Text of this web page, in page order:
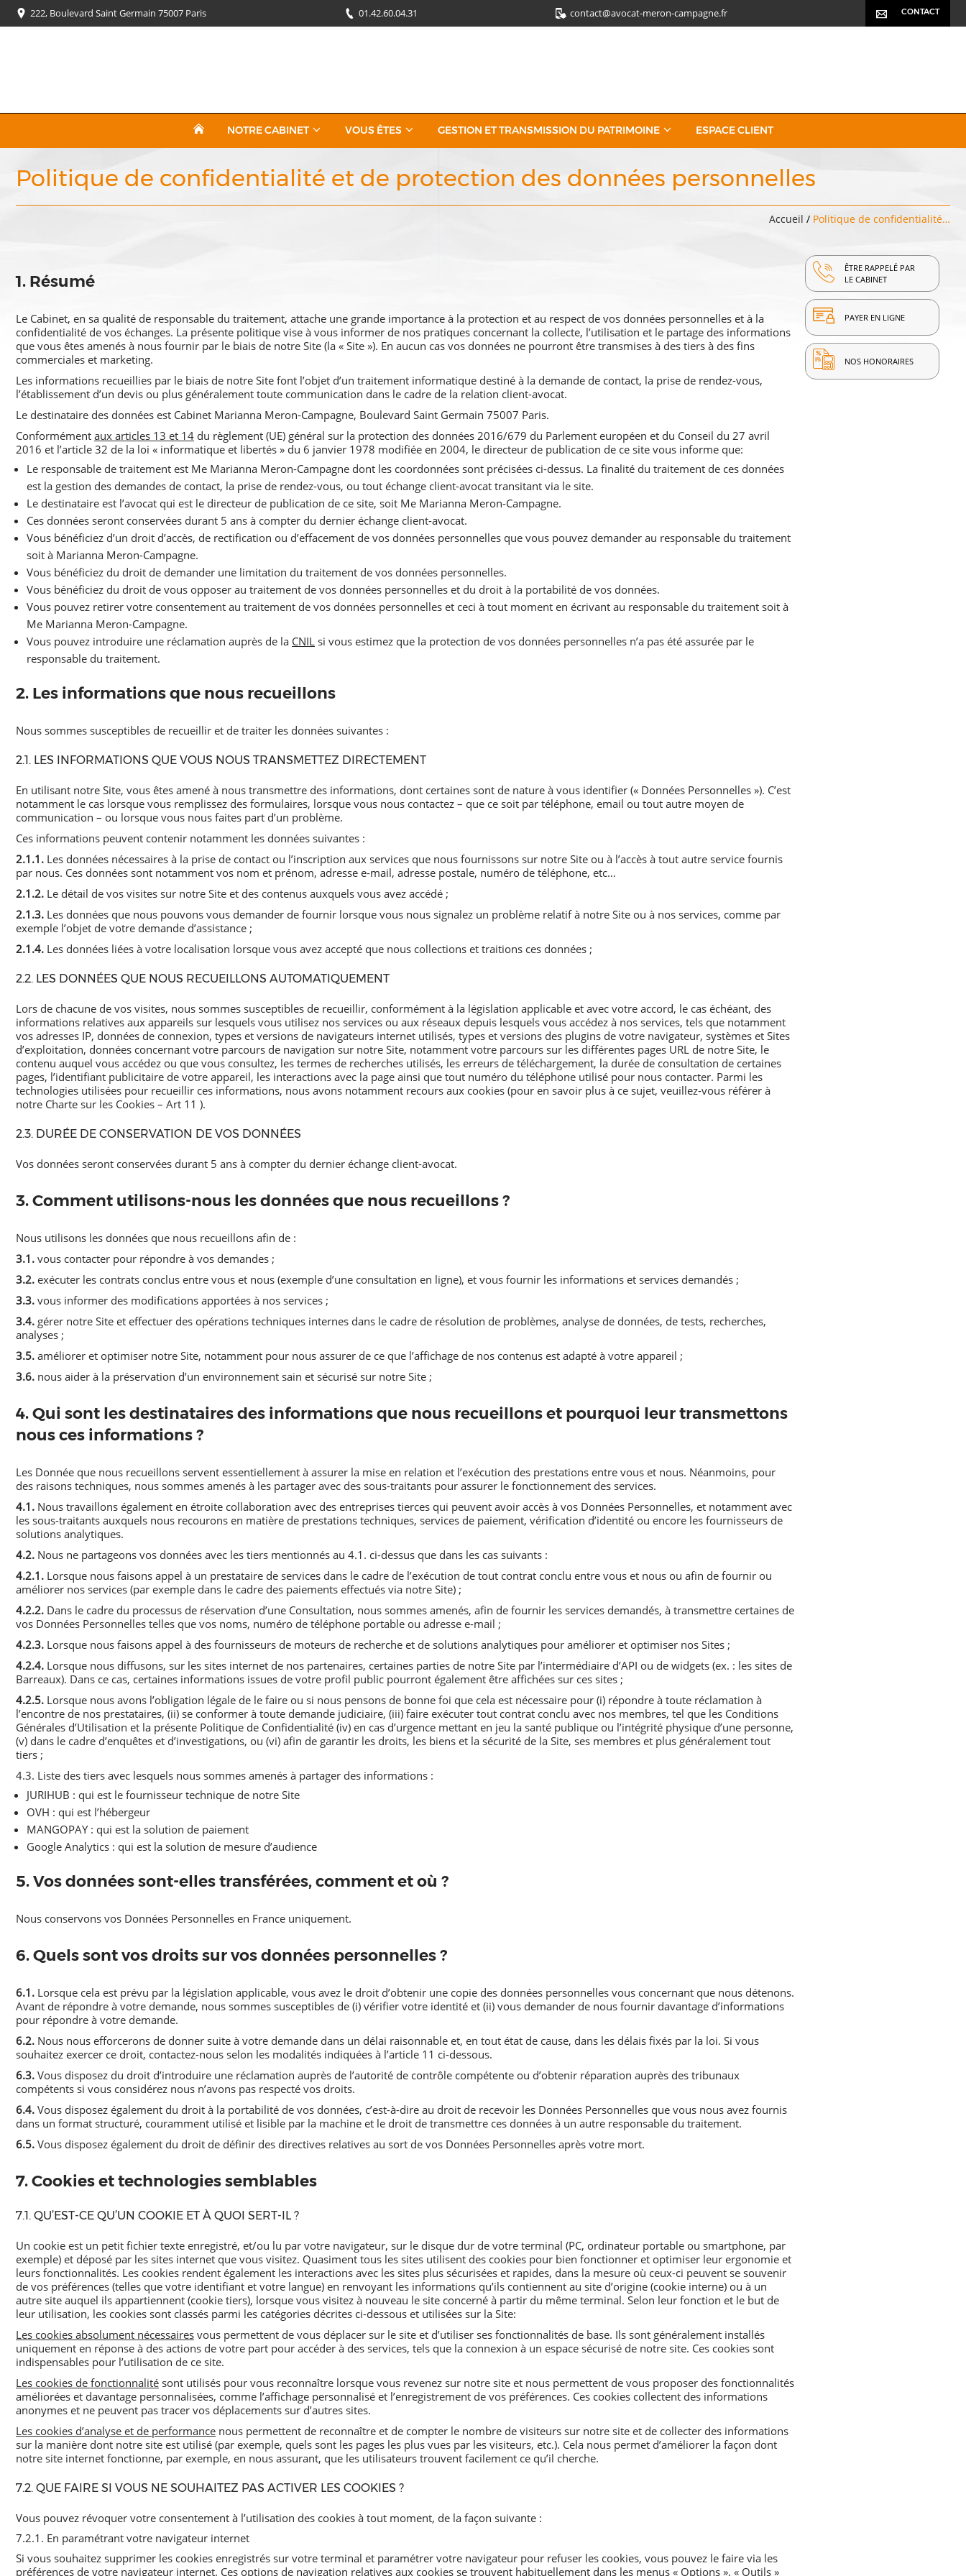
222, Boulevard Saint Germain 75007 Paris 01.42.60.04.31 contact@avocat-meron-campagne.fr CONTACT
NOTRE CABINET VOUS ÊTES GESTION ET TRANSMISSION DU PATRIMOINE ESPACE CLIENT
Politique de confidentialité et de protection des données personnelles
Accueil / Politique de confidentialité…
1. Résumé
Le Cabinet, en sa qualité de responsable du traitement, attache une grande importance à la protection et au respect de vos données personnelles et à la
confidentialité de vos échanges. La présente politique vise à vous informer de nos pratiques concernant la collecte, l’utilisation et le partage des informations
que vous êtes amenés à nous fournir par le biais de notre Site (la « Site »). En aucun cas vos données ne pourront être transmises à des tiers à des fins
commerciales et marketing.
Les informations recueillies par le biais de notre Site font l’objet d’un traitement informatique destiné à la demande de contact, la prise de rendez-vous,
l’établissement d’un devis ou plus généralement toute communication dans le cadre de la relation client-avocat.
Le destinataire des données est Cabinet Marianna Meron-Campagne, Boulevard Saint Germain 75007 Paris.
Conformément aux articles 13 et 14 du règlement (UE) général sur la protection des données 2016/679 du Parlement européen et du Conseil du 27 avril
2016 et l’article 32 de la loi « informatique et libertés » du 6 janvier 1978 modifiée en 2004, le directeur de publication de ce site vous informe que:
Le responsable de traitement est Me Marianna Meron-Campagne dont les coordonnées sont précisées ci-dessus. La finalité du traitement de ces données
est la gestion des demandes de contact, la prise de rendez-vous, ou tout échange client-avocat transitant via le site.
Le destinataire est l’avocat qui est le directeur de publication de ce site, soit Me Marianna Meron-Campagne.
Ces données seront conservées durant 5 ans à compter du dernier échange client-avocat.
Vous bénéficiez d’un droit d’accès, de rectification ou d’effacement de vos données personnelles que vous pouvez demander au responsable du traitement
soit à Marianna Meron-Campagne.
Vous bénéficiez du droit de demander une limitation du traitement de vos données personnelles.
Vous bénéficiez du droit de vous opposer au traitement de vos données personnelles et du droit à la portabilité de vos données.
Vous pouvez retirer votre consentement au traitement de vos données personnelles et ceci à tout moment en écrivant au responsable du traitement soit à
Me Marianna Meron-Campagne.
Vous pouvez introduire une réclamation auprès de la CNIL si vous estimez que la protection de vos données personnelles n’a pas été assurée par le
responsable du traitement.
2. Les informations que nous recueillons
Nous sommes susceptibles de recueillir et de traiter les données suivantes :
2.1. LES INFORMATIONS QUE VOUS NOUS TRANSMETTEZ DIRECTEMENT
En utilisant notre Site, vous êtes amené à nous transmettre des informations, dont certaines sont de nature à vous identifier (« Données Personnelles »). C’est
notamment le cas lorsque vous remplissez des formulaires, lorsque vous nous contactez – que ce soit par téléphone, email ou tout autre moyen de
communication – ou lorsque vous nous faites part d’un problème.
Ces informations peuvent contenir notamment les données suivantes :
2.1.1. Les données nécessaires à la prise de contact ou l’inscription aux services que nous fournissons sur notre Site ou à l’accès à tout autre service fournis
par nous. Ces données sont notamment vos nom et prénom, adresse e-mail, adresse postale, numéro de téléphone, etc…
2.1.2. Le détail de vos visites sur notre Site et des contenus auxquels vous avez accédé ;
2.1.3. Les données que nous pouvons vous demander de fournir lorsque vous nous signalez un problème relatif à notre Site ou à nos services, comme par
exemple l’objet de votre demande d’assistance ;
2.1.4. Les données liées à votre localisation lorsque vous avez accepté que nous collections et traitions ces données ;
2.2. LES DONNÉES QUE NOUS RECUEILLONS AUTOMATIQUEMENT
Lors de chacune de vos visites, nous sommes susceptibles de recueillir, conformément à la législation applicable et avec votre accord, le cas échéant, des
informations relatives aux appareils sur lesquels vous utilisez nos services ou aux réseaux depuis lesquels vous accédez à nos services, tels que notamment
vos adresses IP, données de connexion, types et versions de navigateurs internet utilisés, types et versions des plugins de votre navigateur, systèmes et Sites
d’exploitation, données concernant votre parcours de navigation sur notre Site, notamment votre parcours sur les différentes pages URL de notre Site, le
contenu auquel vous accédez ou que vous consultez, les termes de recherches utilisés, les erreurs de téléchargement, la durée de consultation de certaines
pages, l’identifiant publicitaire de votre appareil, les interactions avec la page ainsi que tout numéro du téléphone utilisé pour nous contacter. Parmi les
technologies utilisées pour recueillir ces informations, nous avons notamment recours aux cookies (pour en savoir plus à ce sujet, veuillez-vous référer à
notre Charte sur les Cookies – Art 11 ).
2.3. DURÉE DE CONSERVATION DE VOS DONNÉES
Vos données seront conservées durant 5 ans à compter du dernier échange client-avocat.
3. Comment utilisons-nous les données que nous recueillons ?
Nous utilisons les données que nous recueillons afin de :
3.1. vous contacter pour répondre à vos demandes ;
3.2. exécuter les contrats conclus entre vous et nous (exemple d’une consultation en ligne), et vous fournir les informations et services demandés ;
3.3. vous informer des modifications apportées à nos services ;
3.4. gérer notre Site et effectuer des opérations techniques internes dans le cadre de résolution de problèmes, analyse de données, de tests, recherches,
analyses ;
3.5. améliorer et optimiser notre Site, notamment pour nous assurer de ce que l’affichage de nos contenus est adapté à votre appareil ;
3.6. nous aider à la préservation d’un environnement sain et sécurisé sur notre Site ;
4. Qui sont les destinataires des informations que nous recueillons et pourquoi leur transmettons
nous ces informations ?
Les Donnée que nous recueillons servent essentiellement à assurer la mise en relation et l’exécution des prestations entre vous et nous. Néanmoins, pour
des raisons techniques, nous sommes amenés à les partager avec des sous-traitants pour assurer le fonctionnement des services.
4.1. Nous travaillons également en étroite collaboration avec des entreprises tierces qui peuvent avoir accès à vos Données Personnelles, et notamment avec
les sous-traitants auxquels nous recourons en matière de prestations techniques, services de paiement, vérification d’identité ou encore les fournisseurs de
solutions analytiques.
4.2. Nous ne partageons vos données avec les tiers mentionnés au 4.1. ci-dessus que dans les cas suivants :
4.2.1. Lorsque nous faisons appel à un prestataire de services dans le cadre de l’exécution de tout contrat conclu entre vous et nous ou afin de fournir ou
améliorer nos services (par exemple dans le cadre des paiements effectués via notre Site) ;
4.2.2. Dans le cadre du processus de réservation d’une Consultation, nous sommes amenés, afin de fournir les services demandés, à transmettre certaines de
vos Données Personnelles telles que vos noms, numéro de téléphone portable ou adresse e-mail ;
4.2.3. Lorsque nous faisons appel à des fournisseurs de moteurs de recherche et de solutions analytiques pour améliorer et optimiser nos Sites ;
4.2.4. Lorsque nous diffusons, sur les sites internet de nos partenaires, certaines parties de notre Site par l’intermédiaire d’API ou de widgets (ex. : les sites de
Barreaux). Dans ce cas, certaines informations issues de votre profil public pourront également être affichées sur ces sites ;
4.2.5. Lorsque nous avons l’obligation légale de le faire ou si nous pensons de bonne foi que cela est nécessaire pour (i) répondre à toute réclamation à
l’encontre de nos prestataires, (ii) se conformer à toute demande judiciaire, (iii) faire exécuter tout contrat conclu avec nos membres, tel que les Conditions
Générales d’Utilisation et la présente Politique de Confidentialité (iv) en cas d’urgence mettant en jeu la santé publique ou l’intégrité physique d’une personne,
(v) dans le cadre d’enquêtes et d’investigations, ou (vi) afin de garantir les droits, les biens et la sécurité de la Site, ses membres et plus généralement tout
tiers ;
4.3. Liste des tiers avec lesquels nous sommes amenés à partager des informations :
JURIHUB : qui est le fournisseur technique de notre Site
OVH : qui est l’hébergeur
MANGOPAY : qui est la solution de paiement
Google Analytics : qui est la solution de mesure d’audience
5. Vos données sont-elles transférées, comment et où ?
Nous conservons vos Données Personnelles en France uniquement.
6. Quels sont vos droits sur vos données personnelles ?
6.1. Lorsque cela est prévu par la législation applicable, vous avez le droit d’obtenir une copie des données personnelles vous concernant que nous détenons.
Avant de répondre à votre demande, nous sommes susceptibles de (i) vérifier votre identité et (ii) vous demander de nous fournir davantage d’informations
pour répondre à votre demande.
6.2. Nous nous efforcerons de donner suite à votre demande dans un délai raisonnable et, en tout état de cause, dans les délais fixés par la loi. Si vous
souhaitez exercer ce droit, contactez-nous selon les modalités indiquées à l’article 11 ci-dessous.
6.3. Vous disposez du droit d’introduire une réclamation auprès de l’autorité de contrôle compétente ou d’obtenir réparation auprès des tribunaux
compétents si vous considérez nous n’avons pas respecté vos droits.
6.4. Vous disposez également du droit à la portabilité de vos données, c’est-à-dire au droit de recevoir les Données Personnelles que vous nous avez fournis
dans un format structuré, couramment utilisé et lisible par la machine et le droit de transmettre ces données à un autre responsable du traitement.
6.5. Vous disposez également du droit de définir des directives relatives au sort de vos Données Personnelles après votre mort.
7. Cookies et technologies semblables
7.1. QU’EST-CE QU’UN COOKIE ET À QUOI SERT-IL ?
Un cookie est un petit fichier texte enregistré, et/ou lu par votre navigateur, sur le disque dur de votre terminal (PC, ordinateur portable ou smartphone, par
exemple) et déposé par les sites internet que vous visitez. Quasiment tous les sites utilisent des cookies pour bien fonctionner et optimiser leur ergonomie et
leurs fonctionnalités. Les cookies rendent également les interactions avec les sites plus sécurisées et rapides, dans la mesure où ceux-ci peuvent se souvenir
de vos préférences (telles que votre identifiant et votre langue) en renvoyant les informations qu’ils contiennent au site d’origine (cookie interne) ou à un
autre site auquel ils appartiennent (cookie tiers), lorsque vous visitez à nouveau le site concerné à partir du même terminal. Selon leur fonction et le but de
leur utilisation, les cookies sont classés parmi les catégories décrites ci-dessous et utilisées sur la Site:
Les cookies absolument nécessaires vous permettent de vous déplacer sur le site et d’utiliser ses fonctionnalités de base. Ils sont généralement installés
uniquement en réponse à des actions de votre part pour accéder à des services, tels que la connexion à un espace sécurisé de notre site. Ces cookies sont
indispensables pour l’utilisation de ce site.
Les cookies de fonctionnalité sont utilisés pour vous reconnaître lorsque vous revenez sur notre site et nous permettent de vous proposer des fonctionnalités
améliorées et davantage personnalisées, comme l’affichage personnalisé et l’enregistrement de vos préférences. Ces cookies collectent des informations
anonymes et ne peuvent pas tracer vos déplacements sur d’autres sites.
Les cookies d’analyse et de performance nous permettent de reconnaître et de compter le nombre de visiteurs sur notre site et de collecter des informations
sur la manière dont notre site est utilisé (par exemple, quels sont les pages les plus vues par les visiteurs, etc.). Cela nous permet d’améliorer la façon dont
notre site internet fonctionne, par exemple, en nous assurant, que les utilisateurs trouvent facilement ce qu’il cherche.
7.2. QUE FAIRE SI VOUS NE SOUHAITEZ PAS ACTIVER LES COOKIES ?
Vous pouvez révoquer votre consentement à l’utilisation des cookies à tout moment, de la façon suivante :
7.2.1. En paramétrant votre navigateur internet
Si vous souhaitez supprimer les cookies enregistrés sur votre terminal et paramétrer votre navigateur pour refuser les cookies, vous pouvez le faire via les
préférences de votre navigateur internet. Ces options de navigation relatives aux cookies se trouvent habituellement dans les menus « Options », « Outils »
ÊTRE RAPPELÉ PAR
LE CABINET
PAYER EN LIGNE
NOS HONORAIRES